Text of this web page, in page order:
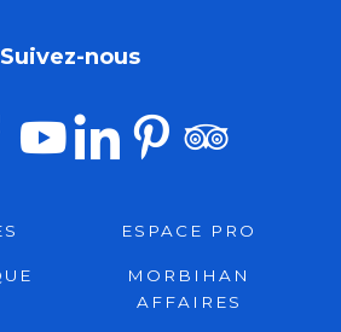
Suivez-nous
ESPACE PRO
MORBIHAN
AFFAIRES